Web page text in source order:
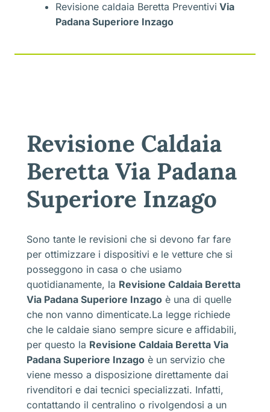
Revisione caldaia Beretta Preventivi Via
Padana Superiore Inzago
Revisione Caldaia
Beretta Via Padana
Superiore Inzago
Sono tante le revisioni che si devono far fare
per ottimizzare i dispositivi e le vetture che si
posseggono in casa o che usiamo
quotidianamente, la Revisione Caldaia Beretta
Via Padana Superiore Inzago è una di quelle
che non vanno dimenticate.La legge richiede
che le caldaie siano sempre sicure e affidabili,
per questo la Revisione Caldaia Beretta Via
Padana Superiore Inzago è un servizio che
viene messo a disposizione direttamente dai
rivenditori e dai tecnici specializzati. Infatti,
contattando il centralino o rivolgendosi a un